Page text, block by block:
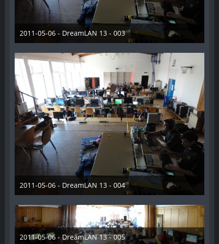
2011-05-06 - DreamLAN 13 - 003
28. Dezember 2012
2011-05-06 - DreamLAN 13 - 004
28. Dezember 2012
2011-05-06 - DreamLAN 13 - 005